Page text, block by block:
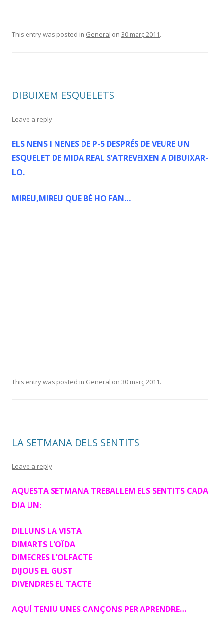
This entry was posted in General on 30 març 2011.
DIBUIXEM ESQUELETS
Leave a reply
ELS NENS I NENES DE P-5 DESPRÉS DE VEURE UN
ESQUELET DE MIDA REAL S’ATREVEIXEN A DIBUIXAR-
LO.
MIREU,MIREU QUE BÉ HO FAN…
This entry was posted in General on 30 març 2011.
LA SETMANA DELS SENTITS
Leave a reply
AQUESTA SETMANA TREBALLEM ELS SENTITS CADA
DIA UN:
DILLUNS LA VISTA
DIMARTS L’OÏDA
DIMECRES L’OLFACTE
DIJOUS EL GUST
DIVENDRES EL TACTE
AQUÍ TENIU UNES CANÇONS PER APRENDRE…